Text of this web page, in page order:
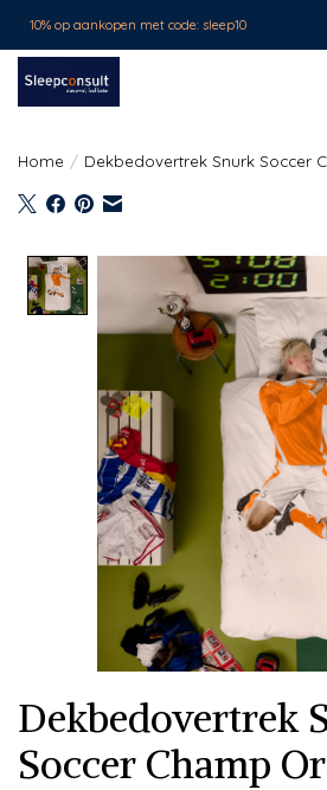
10% op aankopen met code: sleep10
Home / Dekbedovertrek Snurk Soccer
Product image slideshow
Dekbedovertrek
Soccer Champ